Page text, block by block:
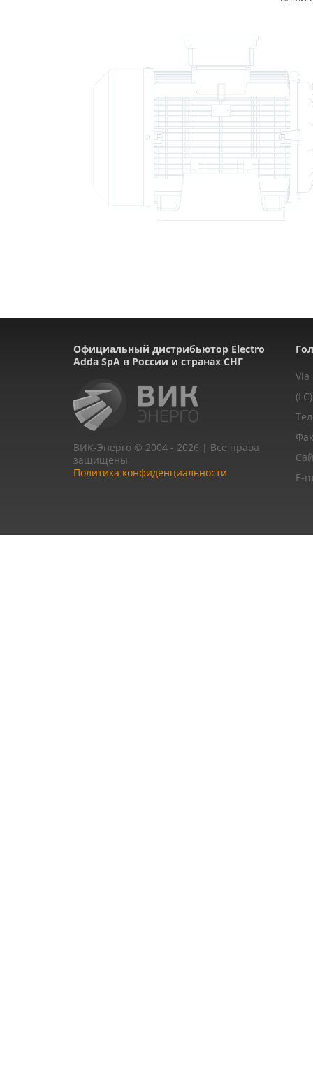
Официальный дистрибьютор Electro
Adda SpA в России и странах СНГ
ВИК-Энерго © 2004 - 2026 | Все права
защищены
Политика конфиденциальности
Via
E-